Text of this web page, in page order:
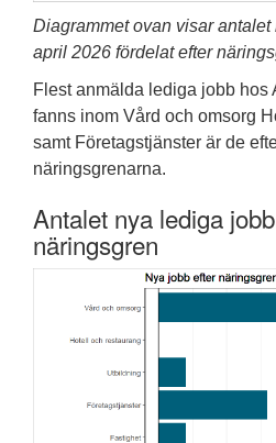
Diagrammet ovan visar
april 2026 fördelat efter
Flest anmälda lediga jobb hos
fanns inom Vård och omsorg
samt Företagstjänster är de
näringsgrenarna.
Antalet nya lediga
näringsgren